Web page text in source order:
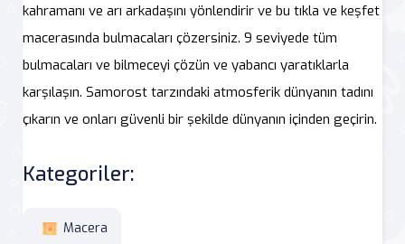
kahramanı ve arı arkadaşını yönlendirir ve bu tıkla ve keşfet
macerasında bulmacaları çözersiniz. 9 seviyede tüm
bulmacaları ve bilmeceyi çözün ve yabancı yaratıklarla
karşılaşın. Samorost tarzındaki atmosferik dünyanın tadını
çıkarın ve onları güvenli bir şekilde dünyanın içinden geçirin.
Kategoriler:
Macera